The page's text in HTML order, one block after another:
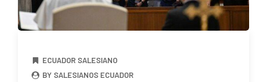
ECUADOR SALESIANO
BY SALESIANOS ECUADOR